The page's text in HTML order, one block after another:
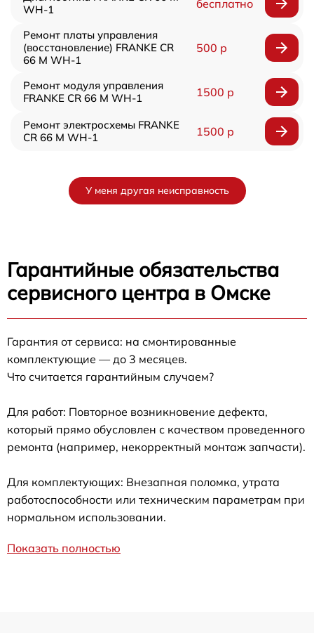
WH-1
бесплатно
Ремонт платы управления
(восстановление) FRANKE CR
66 M WH-1
500 р
Ремонт модуля управления
FRANKE CR 66 M WH-1
1500 р
Ремонт электросхемы FRANKE
CR 66 M WH-1
1500 р
У меня другая неисправность
Гарантийные обязательства
сервисного центра в Омске
Гарантия от сервиса: на смонтированные
комплектующие — до 3 месяцев.
Что считается гарантийным случаем?
Для работ: Повторное возникновение дефекта,
который прямо обусловлен с качеством проведенного
ремонта (например, некорректный монтаж запчасти).
Для комплектующих: Внезапная поломка, утрата
работоспособности или техническим параметрам при
нормальном использовании.
Показать полностью